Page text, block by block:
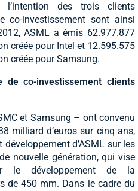
l’intention des trois clients
co-investissement sont ainsi
ASML a émis 62.977.877
créée pour Intel et 12.595.575
créée pour Samsung.
co-investissement clients
et Samsung – ont convenu
milliard d’euros sur cinq ans,
d’ASML sur les
nouvelle génération, qui vise
le développement de la
de 450 mm. Dans le cadre du